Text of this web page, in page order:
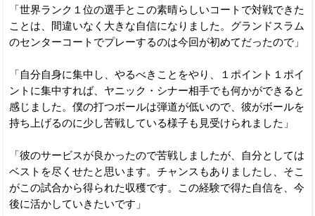
「世界ランク１位の選手とこの素晴らしいコートで対戦できた
ことは、間違いなく大きな自信になりました。グランドスラム
のセンターコートでプレーするのは今回が初めてだったので」
「自分自身に集中し、やるべきことをやり、１ポイント１ポイ
ントに集中すれば、ヤニック・シナー相手でも何かができると
感じました。僕の打つボールは弾道が低いので、彼がボールを
持ち上げるのに少し苦戦している様子も見受けられました」
「彼のサービスが良かったので苦戦しましたが、自分としては
ベストを尽くせたと思います。チャンスもありましたし、そこ
がこの試合から得られた収穫です。この経験で得た自信を、今
後に活かしていきたいです」